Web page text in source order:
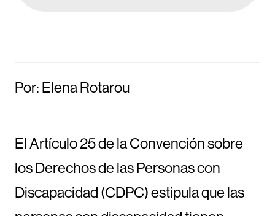
Por: Elena Rotarou
El Artículo 25 de la Convención sobre
los Derechos de las Personas con
Discapacidad (CDPC) estipula que las